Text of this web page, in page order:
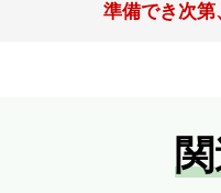
準備でき次第